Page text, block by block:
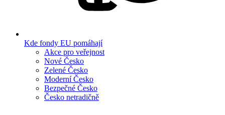
Kde fondy EU pomáhají
Akce pro veřejnost
Nové Česko
Zelené Česko
Moderní Česko
Bezpečné Česko
Česko netradičně